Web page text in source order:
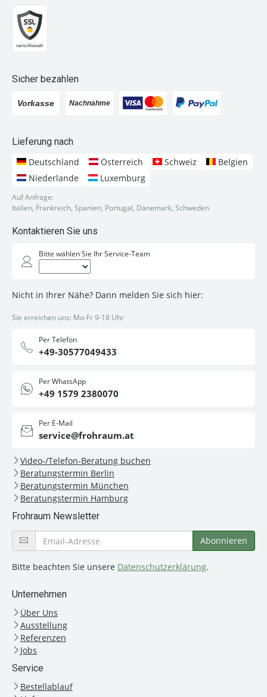
Sicher bezahlen
Lieferung nach
Deutschland
Österreich Schweiz
Belgien
Niederlande
Luxemburg
Auf Anfrage:
Italien, Frankreich, Spanien, Portugal, Dänemark, Schweden
Kontaktieren Sie uns
Bitte wählen Sie Ihr Service-Team
Nicht in Ihrer Nähe? Dann melden Sie sich hier:
Sie erreichen uns: Mo-Fr 9-18 Uhr
Per Telefon
+49-30577049433
Per WhatsApp
+49 1579 2380070
Per E-Mail
service@frohraum.at
Video-/Telefon-Beratung buchen
Beratungstermin Berlin
Beratungstermin München
Beratungstermin Hamburg
Frohraum Newsletter
Bitte beachten Sie unsere Datenschutzerklärung.
Unternehmen
Über Uns
Ausstellung
Referenzen
Jobs
Service
Bestellablauf